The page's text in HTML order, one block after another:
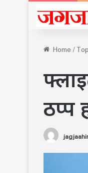
Home/
ठप्प